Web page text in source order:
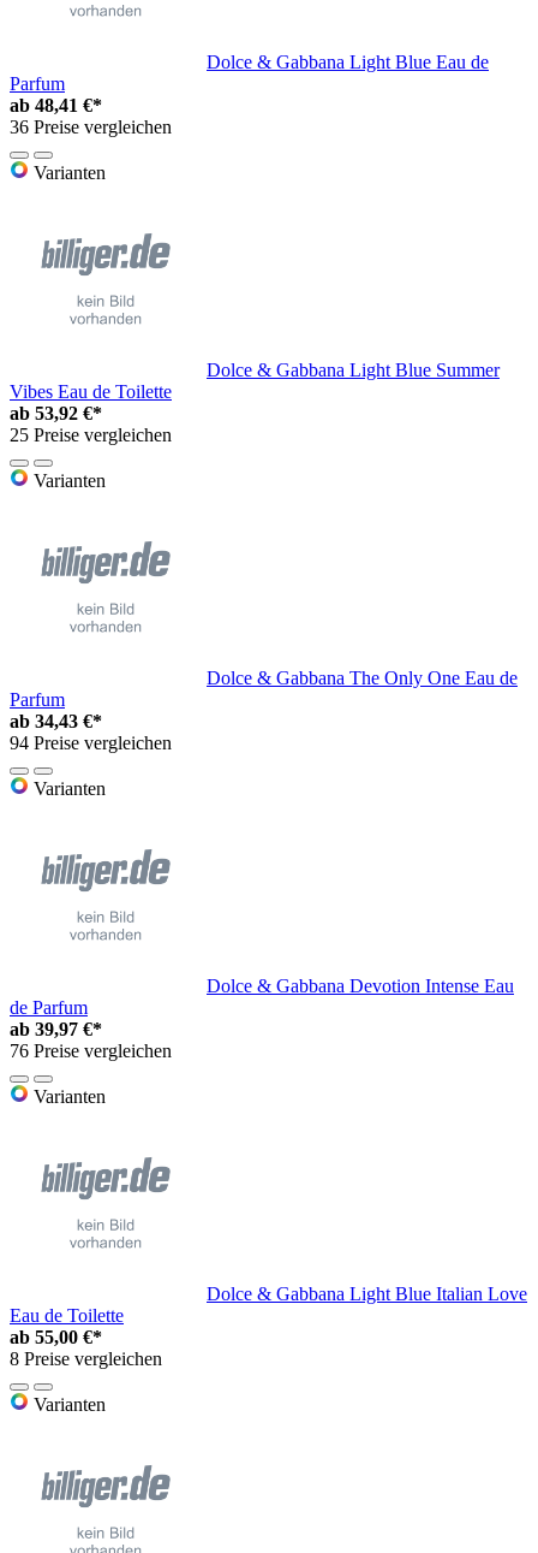
Dolce & Gabbana Light Blue Eau de
Parfum
ab 48,41 €*
36 Preise vergleichen
Varianten
Dolce & Gabbana Light Blue Summer
Vibes Eau de Toilette
ab 53,92 €*
25 Preise vergleichen
Varianten
Dolce & Gabbana The Only One Eau de
Parfum
ab 34,43 €*
94 Preise vergleichen
Varianten
Dolce & Gabbana Devotion Intense Eau
de Parfum
ab 39,97 €*
76 Preise vergleichen
Varianten
Dolce & Gabbana Light Blue Italian Love
Eau de Toilette
ab 55,00 €*
8 Preise vergleichen
Varianten